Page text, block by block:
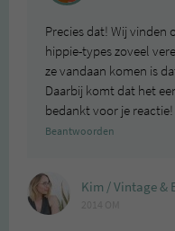
Precies dat! Wij vinden
hippie-types zoveel
ze vandaan komen is
Daarbij komt dat het
bedankt voor je reactie!
Beantwoorden
Kim / Vintage &